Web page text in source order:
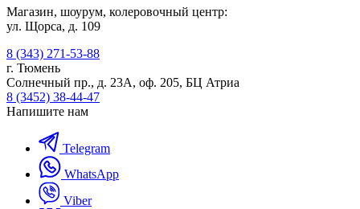
Магазин, шоурум, колеровочный центр:
ул. Щорса, д. 109
8 (343) 271-53-88
г. Тюмень
Солнечный пр., д. 23А, оф. 205, БЦ Атриа
8 (3452) 38-44-47
Напишите нам
Telegram
WhatsApp
Viber